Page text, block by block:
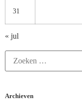
31
« jul
Archieven